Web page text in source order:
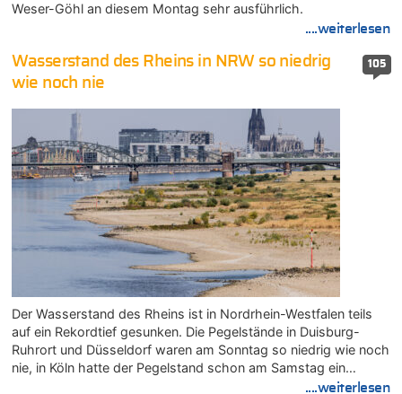
Weser-Göhl an diesem Montag sehr ausführlich.
....weiterlesen
105
Wasserstand des Rheins in NRW so niedrig
wie noch nie
Der Wasserstand des Rheins ist in Nordrhein-Westfalen teils
auf ein Rekordtief gesunken. Die Pegelstände in Duisburg-
Ruhrort und Düsseldorf waren am Sonntag so niedrig wie noch
nie, in Köln hatte der Pegelstand schon am Samstag ein…
....weiterlesen